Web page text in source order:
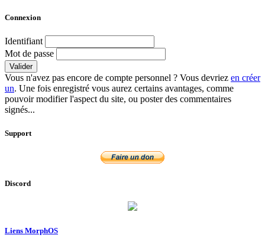
Connexion
Identifiant
Mot de passe
Valider
Vous n'avez pas encore de compte personnel ? Vous devriez en créer
un. Une fois enregistré vous aurez certains avantages, comme
pouvoir modifier l'aspect du site, ou poster des commentaires
signés...
Support
Discord
Liens MorphOS